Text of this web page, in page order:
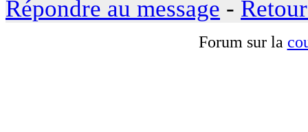
Répondre au message -
Forum sur la